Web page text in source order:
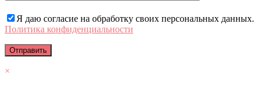
Я даю согласие на обработку своих персональных данных.
Политика конфиденциальности
×